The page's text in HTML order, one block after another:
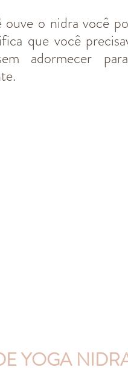
ouve o ni﻿dra você
que você
adormecer
YOGA